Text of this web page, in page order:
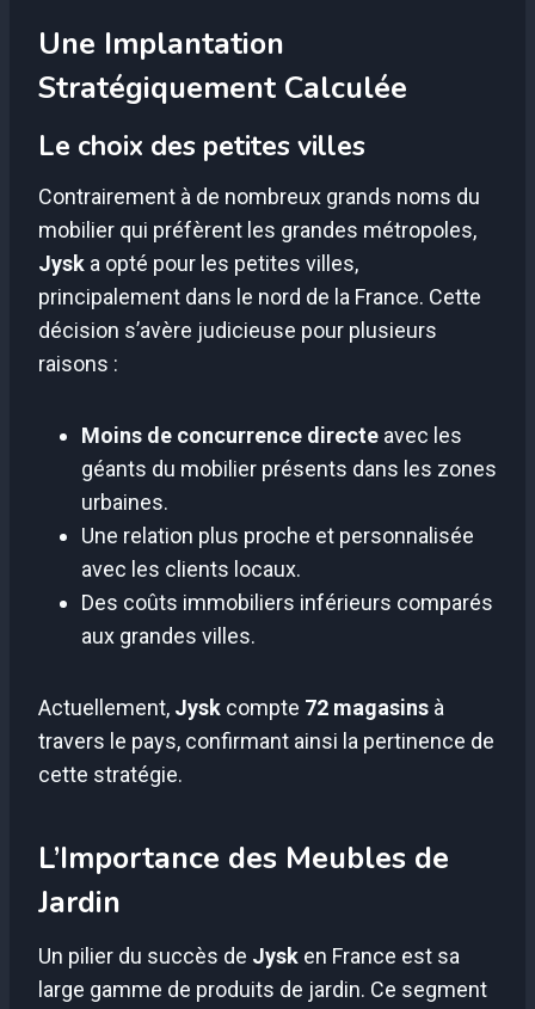
Une Implantation
Stratégiquement Calculée
Le choix des petites villes
Contrairement à de nombreux grands noms du
mobilier qui préfèrent les grandes métropoles,
Jysk a opté pour les petites villes,
principalement dans le nord de la France. Cette
décision s’avère judicieuse pour plusieurs
raisons :
Moins de concurrence directe avec les
géants du mobilier présents dans les zones
urbaines.
Une relation plus proche et personnalisée
avec les clients locaux.
Des coûts immobiliers inférieurs comparés
aux grandes villes.
Actuellement, Jysk compte 72 magasins à
travers le pays, confirmant ainsi la pertinence de
cette stratégie.
L’Importance des Meubles de
Jardin
Un pilier du succès de Jysk en France est sa
large gamme de produits de jardin. Ce segment